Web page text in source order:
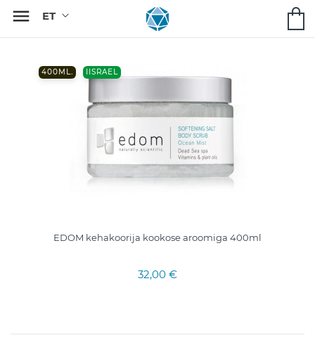

400ML. IISRAEL
EDOM kehakoorija kookose aroomiga 400ml
32,00 €